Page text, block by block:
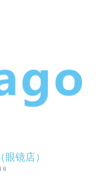
眼镜店）
6